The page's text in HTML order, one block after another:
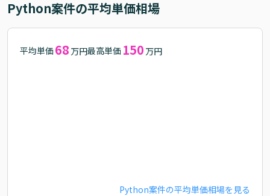
Python案件の平均単価相場
平均単価 68 万円最高単価 150 万円
Python案件の平均単価相場を見る